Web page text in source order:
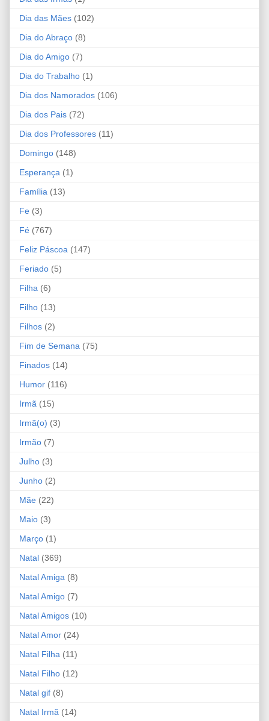
Dia das Mães (102)
Dia do Abraço (8)
Dia do Amigo (7)
Dia do Trabalho (1)
Dia dos Namorados (106)
Dia dos Pais (72)
Dia dos Professores (11)
Domingo (148)
Esperança (1)
Família (13)
Fe (3)
Fé (767)
Feliz Páscoa (147)
Feriado (5)
Filha (6)
Filho (13)
Filhos (2)
Fim de Semana (75)
Finados (14)
Humor (116)
Irmã (15)
Irmã(o) (3)
Irmão (7)
Julho (3)
Junho (2)
Mãe (22)
Maio (3)
Março (1)
Natal (369)
Natal Amiga (8)
Natal Amigo (7)
Natal Amigos (10)
Natal Amor (24)
Natal Filha (11)
Natal Filho (12)
Natal gif (8)
Natal Irmã (14)